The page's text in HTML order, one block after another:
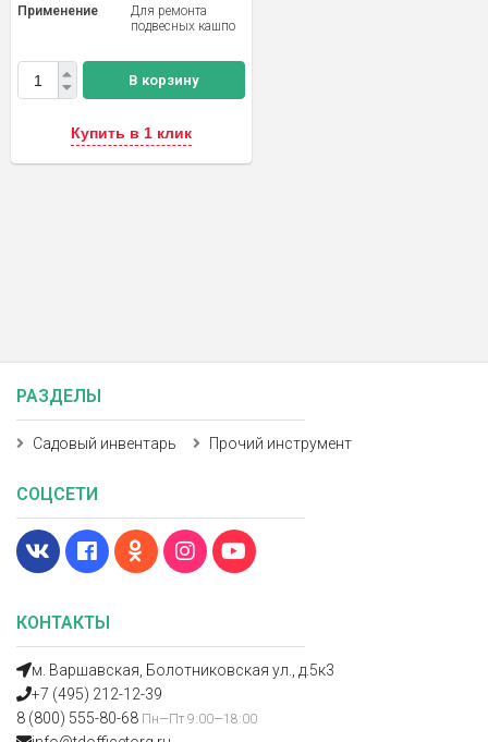
Применение
Для ремонта
подвесных кашпо
В корзину
Купить в 1 клик
КОНТАКТЫ
м. Варшавская, Болотниковская ул., д.5к3
+7 (495) 212-12-39
8 (800) 555-80-68 Пн—Пт 9:00—18:00
РАЗДЕЛЫ
Садовый инвентарь Прочий инструмент
СОЦСЕТИ